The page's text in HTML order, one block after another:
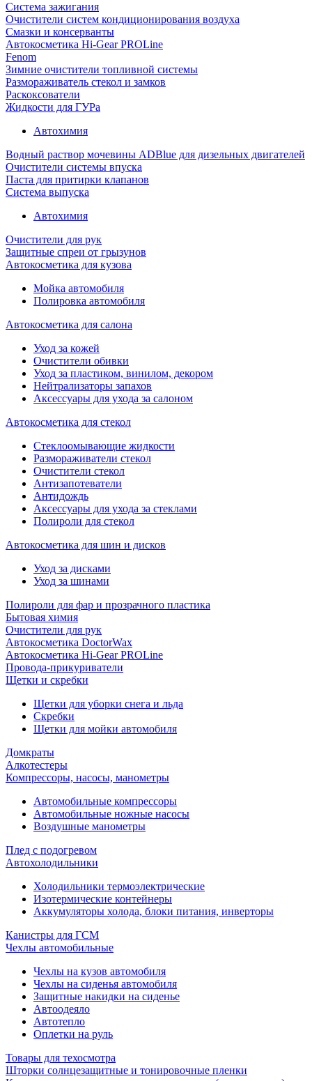
Система зажигания
Очистители систем кондиционирования воздуха
Смазки и консерванты
Автокосметика Hi-Gear PROLine
Fenom
Зимние очистители топливной системы
Размораживатель стекол и замков
Раскоксователи
Жидкости для ГУРа
Автохимия
Водный раствор мочевины ADBlue для дизельных двигателей
Очистители системы впуска
Паста для притирки клапанов
Система выпуска
Автохимия
Очистители для рук
Защитные спреи от грызунов
Автокосметика для кузова
Мойка автомобиля
Полировка автомобиля
Автокосметика для салона
Уход за кожей
Очистители обивки
Уход за пластиком, винилом, декором
Нейтрализаторы запахов
Аксессуары для ухода за салоном
Автокосметика для стекол
Стеклоомывающие жидкости
Размораживатели стекол
Очистители стекол
Антизапотеватели
Антидождь
Аксессуары для ухода за стеклами
Полироли для стекол
Автокосметика для шин и дисков
Уход за дисками
Уход за шинами
Полироли для фар и прозрачного пластика
Бытовая химия
Очистители для рук
Автокосметика DoctorWax
Автокосметика Hi-Gear PROLine
Провода-прикуриватели
Щетки и скребки
Щетки для уборки снега и льда
Скребки
Щетки для мойки автомобиля
Домкраты
Алкотестеры
Компрессоры, насосы, манометры
Автомобильные компрессоры
Автомобильные ножные насосы
Воздушные манометры
Плед с подогревом
Автохолодильники
Холодильники термоэлектрические
Изотермические контейнеры
Аккумуляторы холода, блоки питания, инверторы
Канистры для ГСМ
Чехлы автомобильные
Чехлы на кузов автомобиля
Чехлы на сиденья автомобиля
Защитные накидки на сиденье
Автоодеяло
Автотепло
Оплетки на руль
Товары для техосмотра
Шторки солнцезащитные и тонировочные пленки